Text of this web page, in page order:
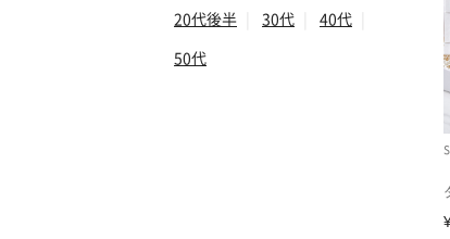
20代後半
30代 40代
50代